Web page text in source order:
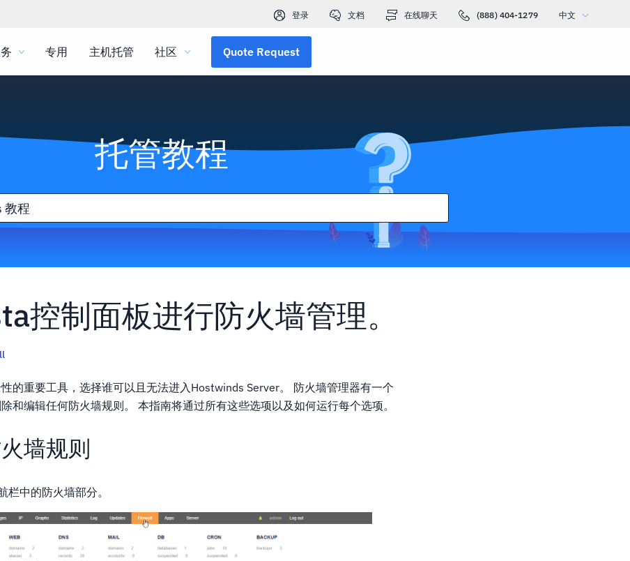
登录 文档 在线聊天 (888) 404-1279 中文
专用 主机托管 社区 Quote Request
托管教程
控制面板进行防火墙管理。
的重要工具，选择谁可以且无法进入Hostwinds Server。 防火墙管理器有一个
和编辑任何防火墙规则。 本指南将通过所有这些选项以及如何运行每个选项。
墙规则
栏中的防火墙部分。